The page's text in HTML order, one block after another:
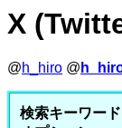
X
@h_hiro @
検索キーワード